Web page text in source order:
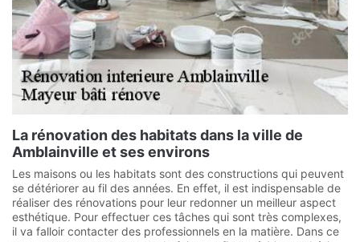
La rénovation des habitats dans la ville de
Amblainville et ses environs
Les maisons ou les habitats sont des constructions qui peuvent
se détériorer au fil des années. En effet, il est indispensable de
réaliser des rénovations pour leur redonner un meilleur aspect
esthétique. Pour effectuer ces tâches qui sont très complexes,
il va falloir contacter des professionnels en la matière. Dans ce